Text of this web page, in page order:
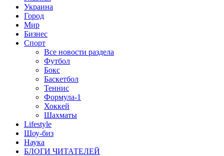
Украина
Город
Мир
Бизнес
Спорт
Все новости раздела
Футбол
Бокс
Баскетбол
Теннис
Формула-1
Хоккей
Шахматы
Lifestyle
Шоу-биз
Наука
БЛОГИ ЧИТАТЕЛЕЙ